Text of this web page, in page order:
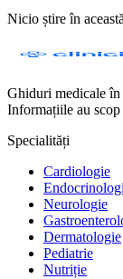
Nicio știre în
Ghiduri medicale în
Informațiile au
Specialități
Cardiologie
Neurologie
Dermatologie
Pediatrie
Nutriție